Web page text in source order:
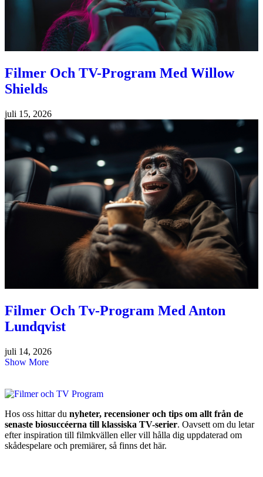
Filmer Och TV-Program Med Willow
Shields
juli 15, 2026
Filmer Och Tv-Program Med Anton
Lundqvist
juli 14, 2026
Show More
Hos oss hittar du nyheter, recensioner och tips om allt från de
senaste biosuccéerna till klassiska TV-serier. Oavsett om du letar
efter inspiration till filmkvällen eller vill hålla dig uppdaterad om
skådespelare och premiärer, så finns det här.